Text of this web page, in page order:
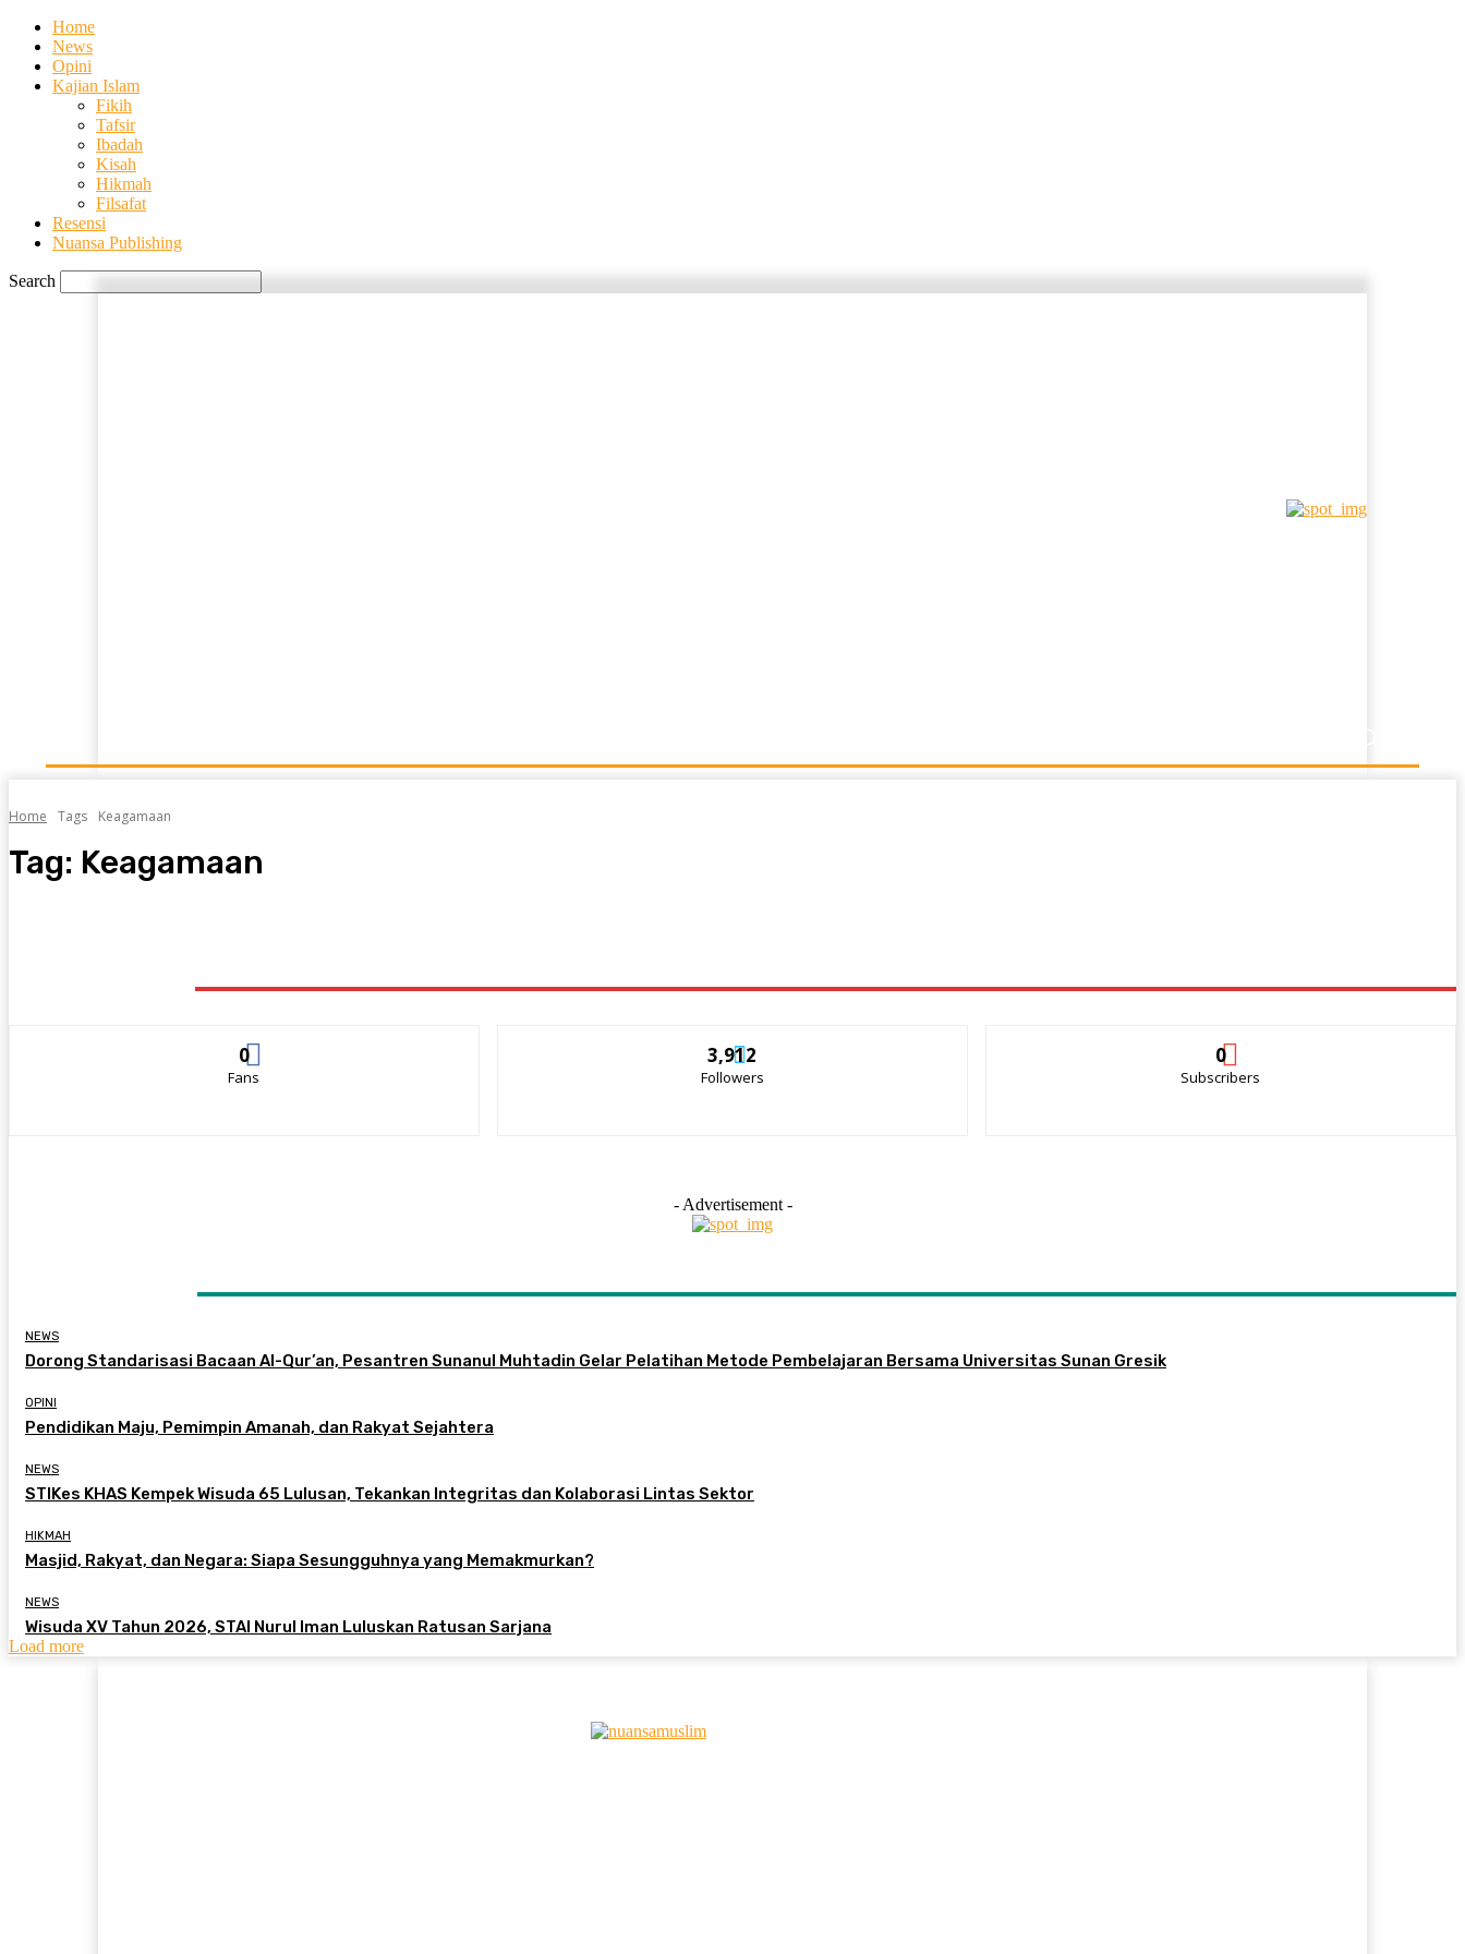
Home
News
Opini
Kajian Islam
Fikih
Tafsir
Ibadah
Kisah
Hikmah
Filsafat
Resensi
Nuansa Publishing
Search
Home Tags Keagamaan
Tag: Keagamaan
0
Fans
3,912
Followers
0
Subscribers
- Advertisement -
NEWS
Dorong Standarisasi Bacaan Al-Qur’an, Pesantren Sunanul Muhtadin Gelar Pelatihan Metode Pembelajaran Bersama Universitas Sunan Gresik
OPINI
Pendidikan Maju, Pemimpin Amanah, dan Rakyat Sejahtera
NEWS
STIKes KHAS Kempek Wisuda 65 Lulusan, Tekankan Integritas dan Kolaborasi Lintas Sektor
HIKMAH
Masjid, Rakyat, dan Negara: Siapa Sesungguhnya yang Memakmurkan?
NEWS
Wisuda XV Tahun 2026, STAI Nurul Iman Luluskan Ratusan Sarjana
Load more